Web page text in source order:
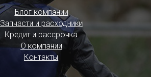
Блог компании
Запчасти и расходники
Кредит и рассрочка
О компании
Контакты